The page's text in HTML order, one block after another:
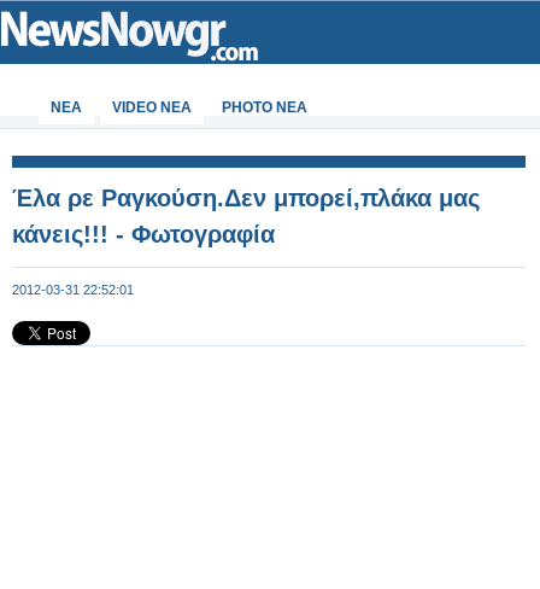
ΝΕΑ VIDEO NEA PHOTO NEA
Έλα ρε Ραγκούση.Δεν μπορεί,πλάκα μας
κάνεις!!! - Φωτογραφία
2012-03-31 22:52:01